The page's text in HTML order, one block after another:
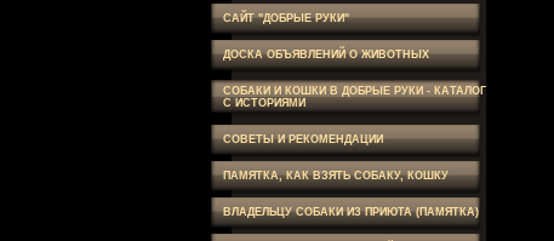
САЙТ "ДОБРЫЕ РУКИ"
ДОСКА ОБЪЯВЛЕНИЙ О ЖИВОТНЫХ
СОБАКИ И КОШКИ В ДОБРЫЕ РУКИ - КАТАЛОГ
С ИСТОРИЯМИ
СОВЕТЫ И РЕКОМЕНДАЦИИ
ПАМЯТКА, КАК ВЗЯТЬ СОБАКУ, КОШКУ
ВЛАДЕЛЬЦУ СОБАКИ ИЗ ПРИЮТА (ПАМЯТКА)